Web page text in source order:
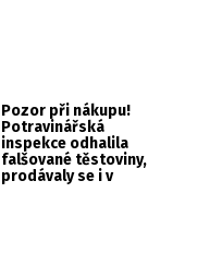
Pozor při nákupu!
Potravinářská
inspekce odhalila
falšované těstoviny,
prodávaly se i v